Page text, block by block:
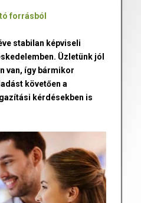
forrásból
stabilan képviseli
Üzletünk jól
van, így bármikor
követően a
kérdésekben is